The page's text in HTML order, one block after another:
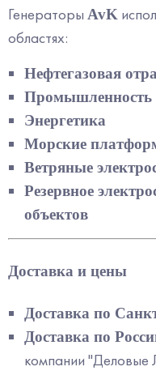
Генераторы AvK
областях:
Нефтегазовая
Промышленность
Энергетика
Морские
Ветряные
Резервное
объектов
Доставка и цены
Доставка по
Доставка по
компании "Деловые